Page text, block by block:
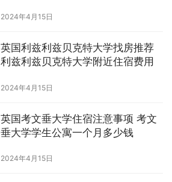
2024年4月15日
英国利兹利兹贝克特大学找房推荐
利兹利兹贝克特大学附近住宿费用
2024年4月15日
英国考文垂大学住宿注意事项 考文
垂大学学生公寓一个月多少钱
2024年4月15日